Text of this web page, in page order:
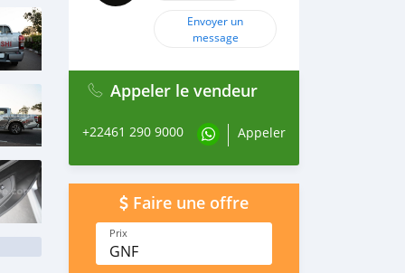
Envoyer un
message
Appeler le vendeur
+22461 290 9000 Appeler
Faire une offre
Prix
GNF